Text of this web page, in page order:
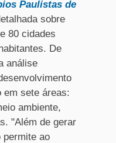
Paulistas de
sobre
80 cidades
De
análise
em sete áreas:
ambiente,
"Além de gerar
permite ao